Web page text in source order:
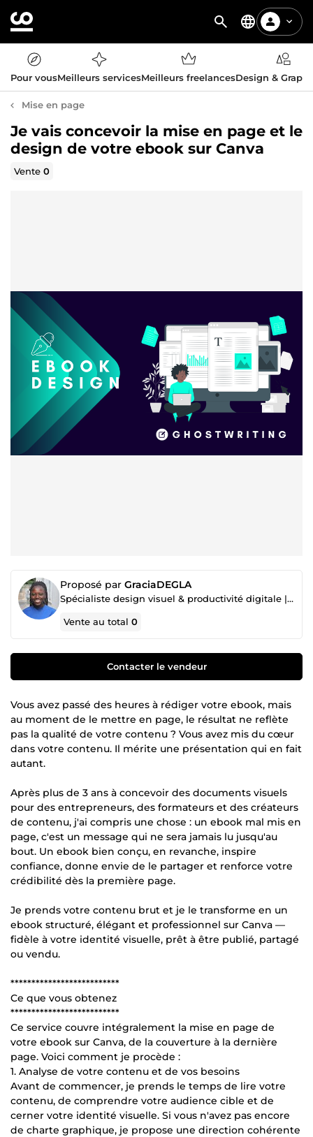
Pour vousMeilleurs servicesMeilleurs freelancesDesign &
Mise en page
Je vais concevoir la mise en page et le
design de votre ebook sur Canva
Vente0
Proposé par GraciaDEGLA
Spécialiste design visuel & productivité digitale | Canva · Google Workspace · Microsoft Office
Vente au total0
Contacter le vendeur
Vous avez passé des heures à rédiger votre ebook, mais
au moment de le mettre en page, le résultat ne reflète
pas la qualité de votre contenu ? Vous avez mis du cœur
dans votre contenu. Il mérite une présentation qui en fait
autant.
Après plus de 3 ans à concevoir des documents visuels
pour des entrepreneurs, des formateurs et des créateurs
de contenu, j'ai compris une chose : un ebook mal mis en
page, c'est un message qui ne sera jamais lu jusqu'au
bout. Un ebook bien conçu, en revanche, inspire
confiance, donne envie de le partager et renforce votre
crédibilité dès la première page.
Je prends votre contenu brut et je le transforme en un
ebook structuré, élégant et professionnel sur Canva —
fidèle à votre identité visuelle, prêt à être publié, partagé
ou vendu.
**************************
Ce que vous obtenez
**************************
Ce service couvre intégralement la mise en page de
votre ebook sur Canva, de la couverture à la dernière
page. Voici comment je procède :
1. Analyse de votre contenu et de vos besoins
Avant de commencer, je prends le temps de lire votre
contenu, de comprendre votre audience cible et de
cerner votre identité visuelle. Si vous n'avez pas encore
de charte graphique, je propose une direction cohérente